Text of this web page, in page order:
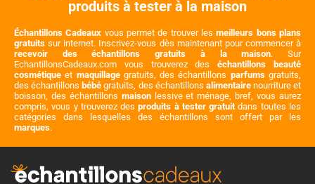
produits à tester à la maison
Échantillons Cadeaux vous permet de trouver lesmeilleurs bons plans
gratuits sur internet. Inscrivez-vous dès maintenant pour commencer à
recevoir des échantillons gratuits à la maison. Sur
EchantillonsCadeaux.com vous trouverez deséchantillons beauté
cosmétique et maquillagegratuits, des échantillons parfumsgratuits,
des échantillons bébé gratuits, des échantillons alimentairenourriture et
boisson, des échantillons maisonlessive et ménage, bref, vous aurez
compris, vous y trouverez desproduits à tester gratuit dans toutes les
catégories dans lesquelles des échantillons sont offert par les
marques.